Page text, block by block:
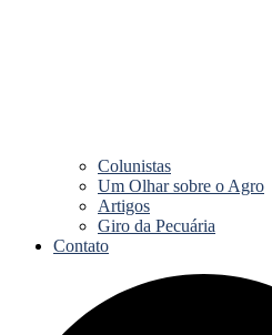
Colunistas
Um Olhar sobre o Agro
Artigos
Giro da Pecuária
Contato